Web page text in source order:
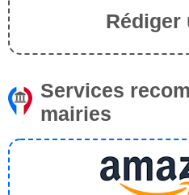
Rédiger
Services
mairies